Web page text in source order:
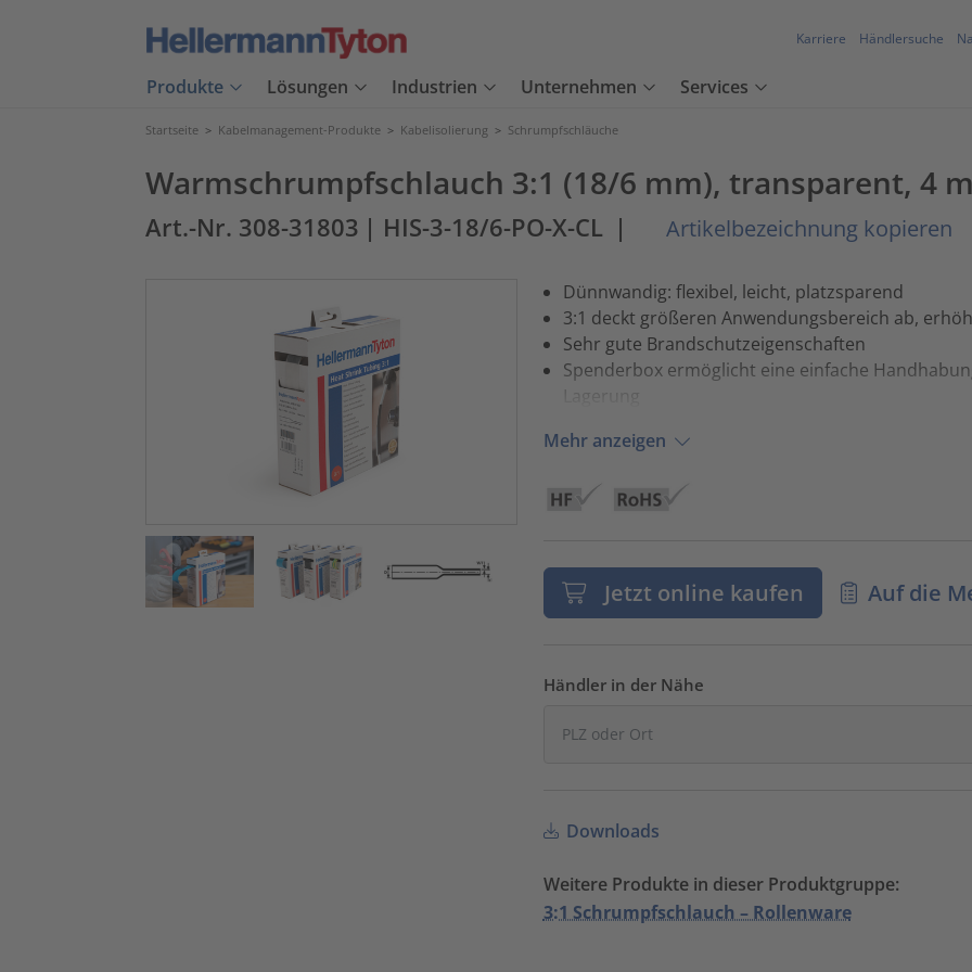
Karriere Händlersuche
Produkte Lösungen Industrien Unternehmen Services
Startseite > Kabelmanagement-Produkte > Kabelisolierung > Schrumpfschläuche
Warmschrumpfschlauch 3:1 (18/6 mm), transparent, 4
Art.-Nr. 308-31803 | HIS-3-18/6-PO-X-CL | Artikelbezeichnung kopieren
Dünnwandig: flexibel, leicht, platzsparend
3:1 deckt größeren Anwendungsbereich ab,
Sehr gute Brandschutzeigenschaften
Spenderbox ermöglicht eine einfache
Mehr anzeigen
Jetzt online kaufen Auf die
Händler in der Nähe
Downloads
Weitere Produkte in dieser Produktgruppe:
3:1 Schrumpfschlauch – Rollenware